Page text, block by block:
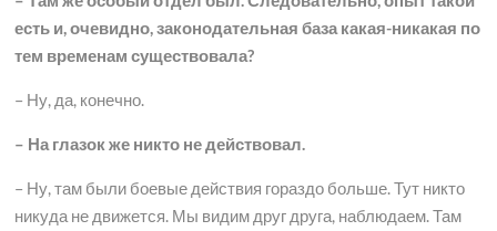
есть и, очевидно, законодательная база какая-никакая по
тем временам существовала?
– Ну, да, конечно.
– На глазок же никто не действовал.
– Ну, там были боевые действия гораздо больше. Тут никто
никуда не движется. Мы видим друг друга, наблюдаем. Там